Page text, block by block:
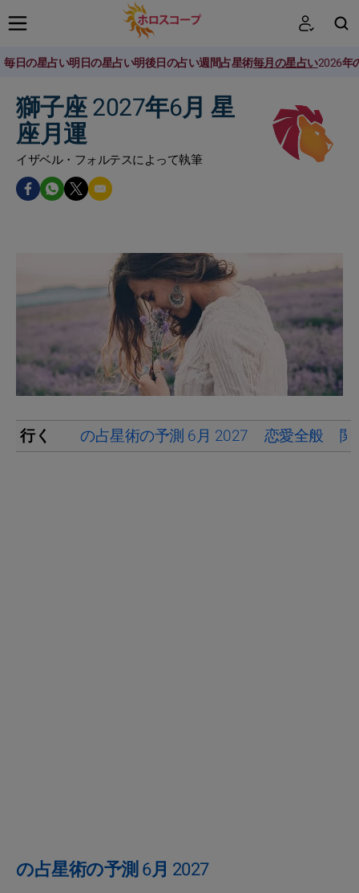
毎日の星占い明日の星占い明後日の占い週間占星術毎月の星占い2026年
獅子座 2027年6月 星
座月運
イザベル・フォルテスによって執筆
行く の占星術の予測 6月 2027 恋愛全般 関
の占星術の予測 6月 2027